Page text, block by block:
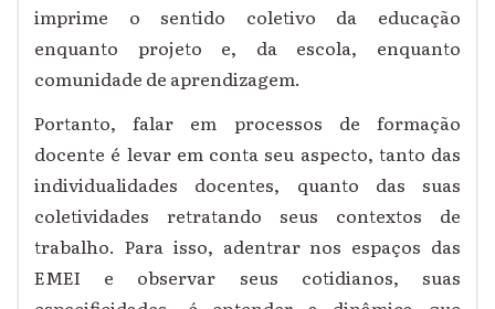
imprime o sentido coletivo da educação
enquanto projeto e, da escola, enquanto
comunidade de aprendizagem.
Portanto, falar em processos de formação
docente é levar em conta seu aspecto, tanto das
individualidades docentes, quanto das suas
coletividades retratando seus contextos de
trabalho. Para isso, adentrar nos espaços das
EMEI e observar seus cotidianos, suas